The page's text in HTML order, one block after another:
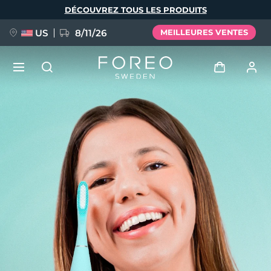
DÉCOUVREZ TOUS LES PRODUITS
US 8/11/26 MEILLEURES VENTES
Profil de l'utilisateur
Mes appareils
Mes commandes
Mes adresses
Mes abonnements
FAQ™ Pure Beauty-Tech Elixir
BREAKING NEWS
issa™ Teeth Whitening Set
Deutsch
Español
Français
Italiano
Português
Svenska
Русский
简体中文 繁體中文